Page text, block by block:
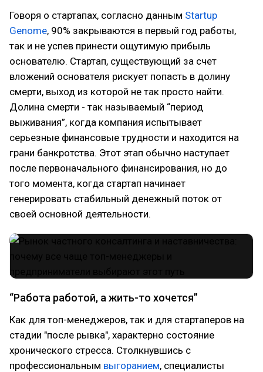
Говоря о стартапах, согласно данным Startup
Genome, 90% закрываются в первый год работы,
так и не успев принести ощутимую прибыль
основателю. Стартап, существующий за счет
вложений основателя рискует попасть в долину
смерти, выход из которой не так просто найти.
Долина смерти - так называемый “период
выживания”, когда компания испытывает
серьезные финансовые трудности и находится на
грани банкротства. Этот этап обычно наступает
после первоначального финансирования, но до
того момента, когда стартап начинает
генерировать стабильный денежный поток от
своей основной деятельности.
“Работа работой, а жить-то хочется”
Как для топ-менеджеров, так и для стартаперов на
стадии "после рывка", характерно состояние
хронического стресса. Столкнувшись с
профессиональным выгоранием, специалисты